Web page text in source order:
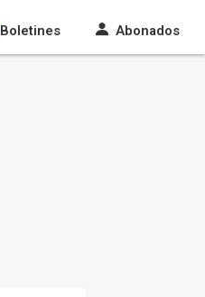
Boletines Abonados